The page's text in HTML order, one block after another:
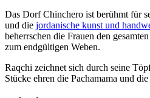
Das Dorf Chinchero ist berühmt für
und die jordanische kunst und
beherrschen die Frauen den
zum endgültigen Weben.
Raqchi zeichnet sich durch seine
Stücke ehren die Pachamama und